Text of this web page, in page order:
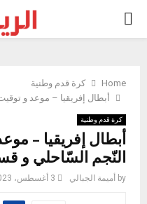
PRIMARY
Home
كرة قدم وطنية
أبطال إفريقيا – موعد و
كرة قدم وطنية
أبطال إفريقيا –
النّجم السّاحلي و
by أميمة الجبالي 3 أغسطس، 2023